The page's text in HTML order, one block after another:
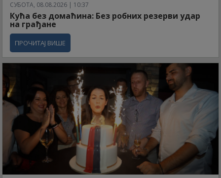
СУБОТА, 08.08.2026 | 10:37
Кућа без домаћина: Без робних резерви удар
на грађане
ПРОЧИТАЈ ВИШЕ